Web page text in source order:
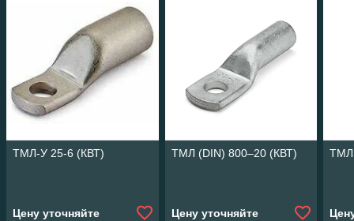
ТМЛ-У 25-6 (КВТ)
Цену уточняйте
ТМЛ (DIN) 800–20 (КВТ)
Цену уточняйте
ТМЛ